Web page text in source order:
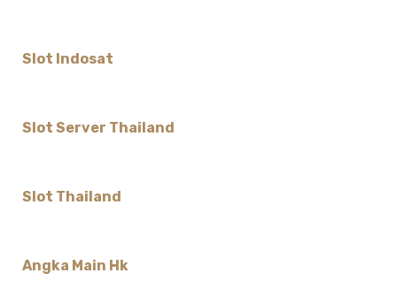
Slot Indosat
Slot Server Thailand
Slot Thailand
Angka Main Hk